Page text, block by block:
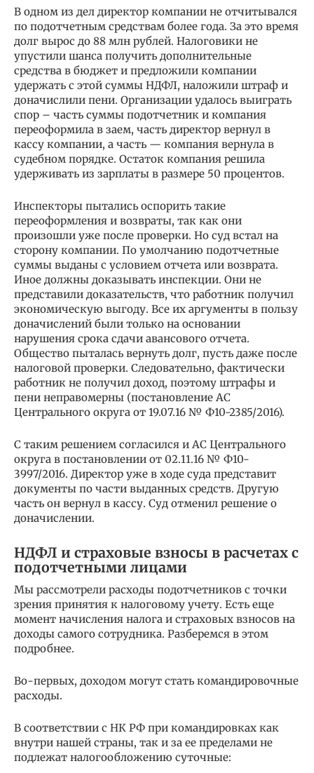
В одном из дел директор компании не отчитывался
по подотчетным средствам более года. За это время
долг вырос до 88 млн рублей. Налоговики не
упустили шанса получить дополнительные
средства в бюджет и предложили компании
удержать с этой суммы НДФЛ, наложили штраф и
доначислили пени. Организации удалось выиграть
спор – часть суммы подотчетник и компания
переоформила в заем, часть директор вернул в
кассу компании, а часть — компания вернула в
судебном порядке. Остаток компания решила
удерживать из зарплаты в размере 50 процентов.
Инспекторы пытались оспорить такие
переоформления и возвраты, так как они
произошли уже после проверки. Но суд встал на
сторону компании. По умолчанию подотчетные
суммы выданы с условием отчета или возврата.
Иное должны доказывать инспекции. Они не
представили доказательств, что работник получил
экономическую выгоду. Все их аргументы в пользу
доначислений были только на основании
нарушения срока сдачи авансового отчета.
Общество пыталась вернуть долг, пусть даже после
налоговой проверки. Следовательно, фактически
работник не получил доход, поэтому штрафы и
пени неправомерны (постановление АС
Центрального округа от 19.07.16 № Ф10-2385/2016).
С таким решением согласился и АС Центрального
округа в постановлении от 02.11.16 № Ф10-
3997/2016. Директор уже в ходе суда представит
документы по части выданных средств. Другую
часть он вернул в кассу. Суд отменил решение о
доначислении.
НДФЛ и страховые взносы в расчетах с
подотчетными лицами
Мы рассмотрели расходы подотчетников с точки
зрения принятия к налоговому учету. Есть еще
момент начисления налога и страховых взносов на
доходы самого сотрудника. Разберемся в этом
подробнее.
Во-первых, доходом могут стать командировочные
расходы.
В соответствии с НК РФ при командировках как
внутри нашей страны, так и за ее пределами не
подлежат налогообложению суточные: